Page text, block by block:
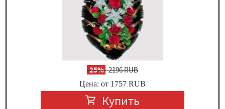
-25%2196 RUB
Цена: от 1757 RUB
Купить